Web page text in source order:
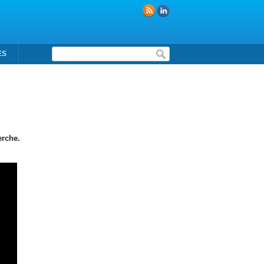
Formulaire de recherche